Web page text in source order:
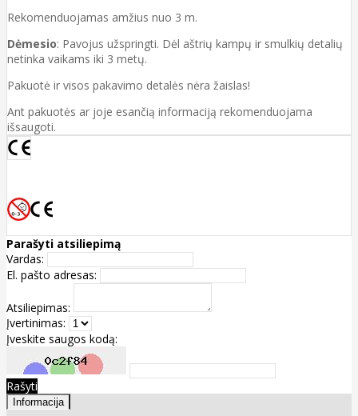
Rekomenduojamas amžius nuo 3 m.
Dėmesio: Pavojus užspringti. Dėl aštrių kampų ir smulkių detalių
netinka vaikams iki 3 metų.
Pakuotė ir visos pakavimo detalės nėra žaislas!
Ant pakuotės ar joje esančią informaciją rekomenduojama
išsaugoti.
Parašyti atsiliepimą
Vardas:
El. pašto adresas:
Atsiliepimas:
Įvertinimas:
Įveskite saugos kodą:
Rašyti
Informacija